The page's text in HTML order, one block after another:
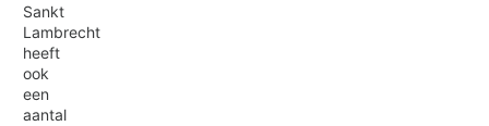
Sankt
Lambrecht
heeft
ook
een
aantal